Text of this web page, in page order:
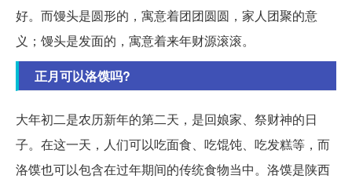
好。而馒头是圆形的，寓意着团团圆圆，家人团聚的意
义；馒头是发面的，寓意着来年财源滚滚。
正月可以洛馍吗?
大年初二是农历新年的第二天，是回娘家、祭财神的日
子。在这一天，人们可以吃面食、吃馄饨、吃发糕等，而
洛馍也可以包含在过年期间的传统食物当中。洛馍是陕西